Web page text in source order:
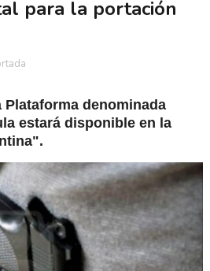
para la portación
Plataforma denominada
estará disponible en la